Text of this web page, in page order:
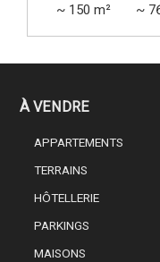
~ 150 m² ~
À VENDRE
APPARTEMENTS
TERRAINS
HÔTELLERIE
PARKINGS
MAISONS